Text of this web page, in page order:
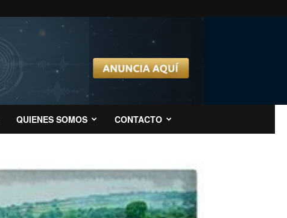
QUIENES SOMOS CONTACTO